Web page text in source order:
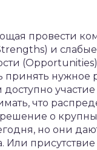
провести
и слабые
(Opportunities)
принять нужное
что
о
но они
присутствие